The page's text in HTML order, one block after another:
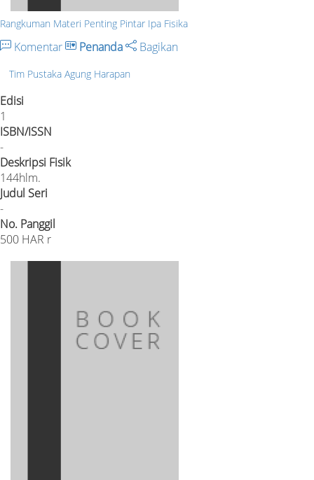
Rangkuman Materi Penting Pintar Ipa Fisika
Komentar Penanda Bagikan
Tim Pustaka Agung Harapan
Edisi
1
ISBN/ISSN
-
Deskripsi Fisik
144hlm.
Judul Seri
-
No. Panggil
500 HAR r